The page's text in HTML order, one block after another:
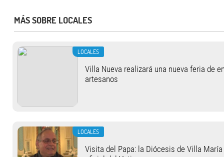
MÁS SOBRE LOCALES
LOCALES
Villa Nueva realizará una nueva feria de
artesanos
LOCALES
Visita del Papa: la Diócesis de Villa